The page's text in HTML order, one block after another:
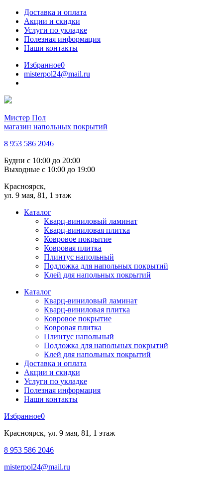
Доставка и оплата
Акции и скидки
Услуги по укладке
Полезная информация
Наши контакты
Избранное0
misterpol24@mail.ru
Мистер Пол
магазин напольных покрытий
8 953 586 2046
Будни с 10:00 до 20:00
Выходные с 10:00 до 19:00
Красноярск,
ул. 9 мая, 81, 1 этаж
Каталог
Кварц-виниловый ламинат
Кварц-виниловая плитка
Ковровое покрытие
Ковровая плитка
Плинтус напольный
Подложка для напольных покрытий
Клей для напольных покрытий
Каталог
Кварц-виниловый ламинат
Кварц-виниловая плитка
Ковровое покрытие
Ковровая плитка
Плинтус напольный
Подложка для напольных покрытий
Клей для напольных покрытий
Доставка и оплата
Акции и скидки
Услуги по укладке
Полезная информация
Наши контакты
Избранное0
Красноярск, ул. 9 мая, 81, 1 этаж
8 953 586 2046
misterpol24@mail.ru